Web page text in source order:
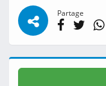
Partage